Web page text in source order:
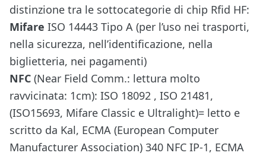
distinzione tra le sottocategorie di chip Rfid HF:
Mifare ISO 14443 Tipo A (per l’uso nei trasporti,
nella sicurezza, nell’identificazione, nella
biglietteria, nei pagamenti)
NFC (Near Field Comm.: lettura molto
ravvicinata: 1cm): ISO 18092 , ISO 21481,
(ISO15693, Mifare Classic e Ultralight)= letto e
scritto da Kal, ECMA (European Computer
Manufacturer Association) 340 NFC IP-1, ECMA